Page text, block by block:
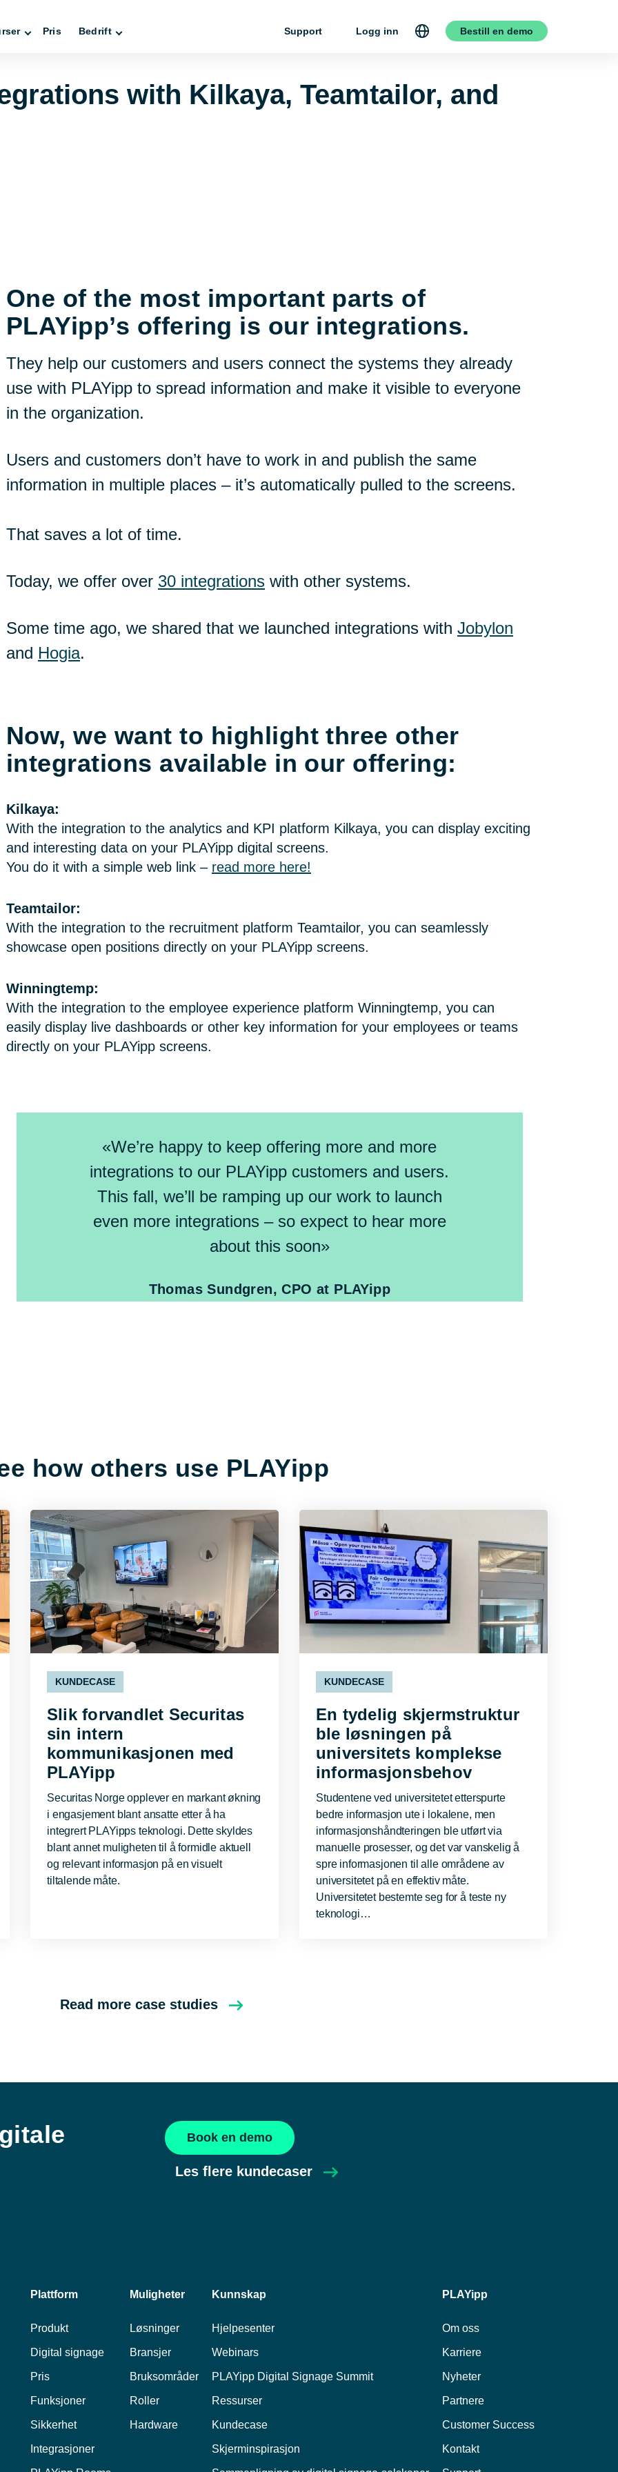
Pris Bedrift Support Logg inn Bestill en demo
with Kilkaya, Teamtailor, and
One of the most important parts of
PLAYipp’s offering is our integrations.
They help our customers and users connect the systems they already
use with PLAYipp to spread information and make it visible to everyone
in the organization.
Users and customers don’t have to work in and publish the same
information in multiple places – it’s automatically pulled to the screens.
That saves a lot of time.
Today, we offer over 30 integrations with other systems.
Some time ago, we shared that we launched integrations with Jobylon
and Hogia.
Now, we want to highlight three other
integrations available in our offering:
Kilkaya:
With the integration to the analytics and KPI platform Kilkaya, you can display exciting
and interesting data on your PLAYipp digital screens.
You do it with a simple web link – read more here!
Teamtailor:
With the integration to the recruitment platform Teamtailor, you can seamlessly
showcase open positions directly on your PLAYipp screens.
Winningtemp:
With the integration to the employee experience platform Winningtemp, you can
easily display live dashboards or other key information for your employees or teams
directly on your PLAYipp screens.
«We’re happy to keep offering more and more
integrations to our PLAYipp customers and users.
This fall, we’ll be ramping up our work to launch
even more integrations – so expect to hear more
about this soon»
Thomas Sundgren, CPO at PLAYipp
how others use PLAYipp
KUNDECASE
Slik forvandlet Securitas
sin intern
kommunikasjonen med
PLAYipp
Securitas Norge opplever en markant økning
i engasjement blant ansatte etter å ha
integrert PLAYipps teknologi. Dette skyldes
blant annet muligheten til å formidle aktuell
og relevant informasjon på en visuelt
tiltalende måte.
KUNDECASE
En tydelig skjermstruktur
ble løsningen på
universitets komplekse
informasjonsbehov
Studentene ved universitetet etterspurte
bedre informasjon ute i lokalene, men
informasjonshåndteringen ble utført via
manuelle prosesser, og det var vanskelig å
spre informasjonen til alle områdene av
universitetet på en effektiv måte.
Universitetet bestemte seg for å teste ny
teknologi…
Read more case studies
Book en demo
Les flere kundecaser
Plattform
Produkt
Digital signage
Pris
Funksjoner
Sikkerhet
Integrasjoner
Muligheter
Løsninger
Bransjer
Bruksområder
Roller
Hardware
Kunnskap
Hjelpesenter
Webinars
PLAYipp Digital Signage Summit
Ressurser
Kundecase
Skjerminspirasjon
PLAYipp
Om oss
Karriere
Nyheter
Partnere
Customer Success
Kontakt